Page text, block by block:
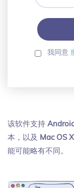
箱
密
码
我同意
该软件支持 Android
本，以及
Mac OS X
能可能略有不同。